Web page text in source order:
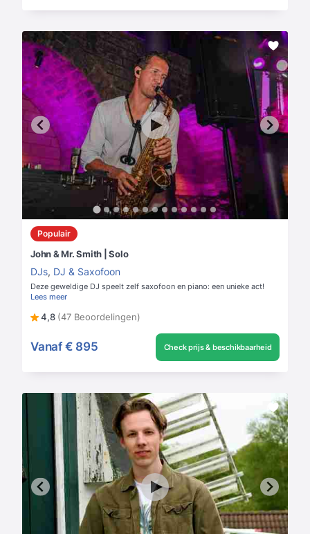
Populair
John & Mr. Smith | Solo
DJs, DJ & Saxofoon
Deze geweldige DJ speelt zelf saxofoon en piano: een unieke act!
Lees meer
4,8 (47 Beoordelingen)
Vanaf € 895 Check prijs & beschikbaarheid